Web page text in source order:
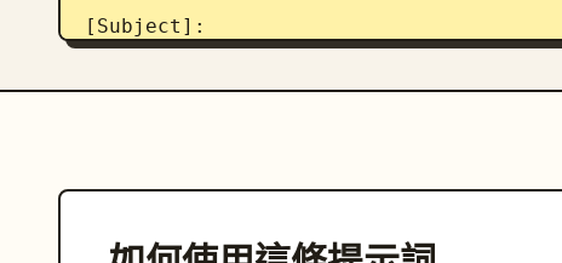
[Subject]:
一個完全可見的金屬櫃，顯示為一個乾淨、有意的剖
棲息地。該櫃子在其外部環境中以正常的真實世界比